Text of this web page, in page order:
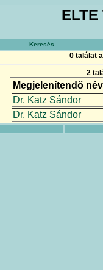
Keresés
0 találat
2
Megjelenítendő név
Dr. Katz Sándor
Dr. Katz Sándor